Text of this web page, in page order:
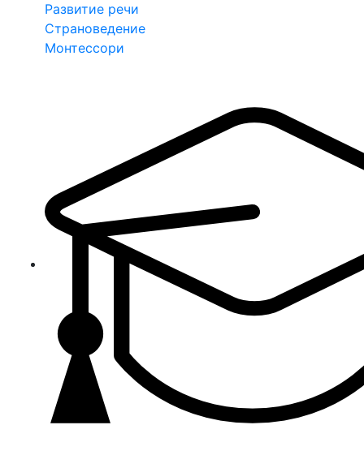
Развитие речи
Страноведение
Монтессори